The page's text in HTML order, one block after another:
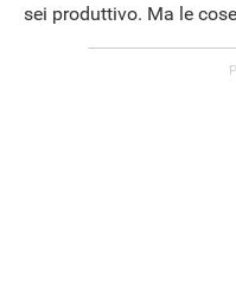
sei produttivo. Ma le